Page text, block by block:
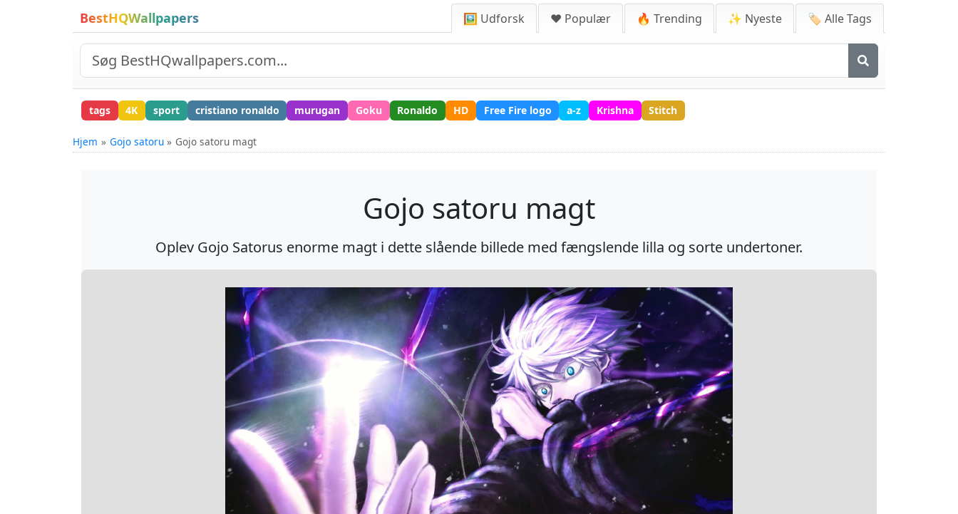
BestHQWallpapers 🖼️ Udforsk ❤️ Populær 🔥 Trending ✨ Nyeste 🏷️ Alle Tags
tags 4K sport cristiano ronaldo murugan Goku Ronaldo HD Free Fire logo a-z Krishna Stitch
Hjem Gojo satoru Gojo satoru magt
Gojo satoru magt
Oplev Gojo Satorus enorme magt i dette slående billede med fængslende lilla og sorte undertoner.